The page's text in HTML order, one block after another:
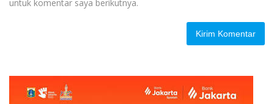
untuk komentar saya berikutnya.